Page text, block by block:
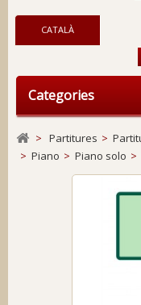
CATALÀ
Categories
> Partitures >
> Piano > Piano solo >